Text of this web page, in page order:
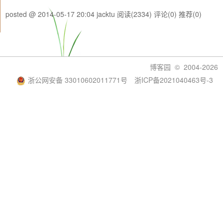
posted @ 2014-05-17 20:04 jacktu 阅读(2334) 评论(0) 推荐(0)
博客园 © 2004-2026
浙公网安备 33010602011771号
浙ICP备2021040463号-3